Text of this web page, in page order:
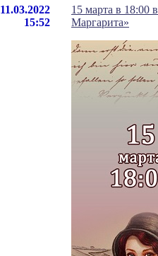
11.03.2022
15:52
15 марта в 18:00
Маргарита»